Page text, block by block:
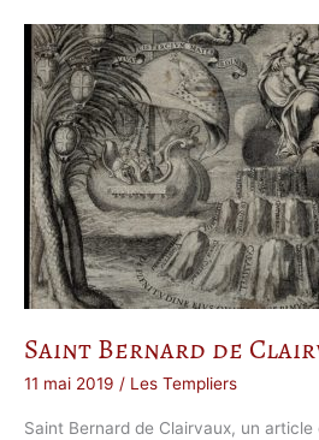
T
e
m
p
l
e
e
t
l
e
s
d
e
u
x
p
o
n
t
i
a
Saint Bernard de
11 mai 2019 / Les Templiers
Saint Bernard de Clairvaux, un